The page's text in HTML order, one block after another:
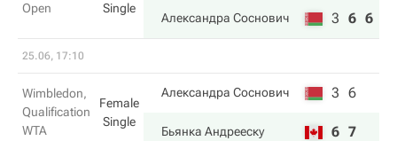
Open
Single
Александра Соснович 3 6 6
25.06, 17:10
Wimbledon,
Qualification
WTA
Female
Single
Александра Соснович 3 6
Бьянка Андрееску 6 7